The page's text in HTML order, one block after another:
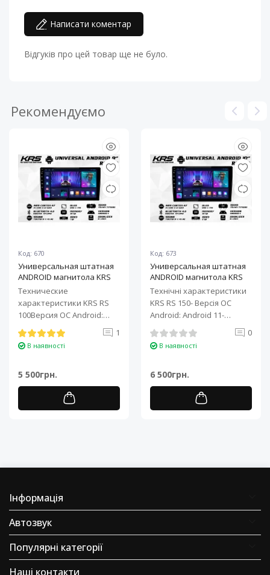
Написати коментар
Відгуків про цей товар ще не було.
Рекомендуємо
Код: 670
Универсальная штатная
ANDROID магнитола KRS
RS 100 9" 1/32 GB
Технические
характеристики KRS RS
100Версия ОС Android:
Android 11Процессор: 4-
ядерный ARM Cortex-A7..
1
В наявності
5 500грн.
Код: 673
Универсальная штатная
ANDROID магнитола KRS
RS 150 10" 2/32 GB
Технічні характеристики
KRS RS 150- Версія ОС
Android: Android 11-
Процесор: 4-ядерний ARM
Cortex-A7..
0
В наявності
6 500грн.
Інформація
Автозвук
Популярні категорії
Наші контакти